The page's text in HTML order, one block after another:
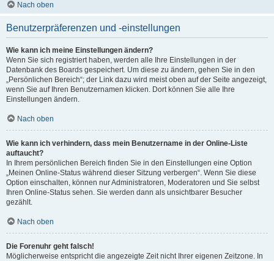
Nach oben
Benutzerpräferenzen und -einstellungen
Wie kann ich meine Einstellungen ändern?
Wenn Sie sich registriert haben, werden alle Ihre Einstellungen in der
Datenbank des Boards gespeichert. Um diese zu ändern, gehen Sie in den
„Persönlichen Bereich“; der Link dazu wird meist oben auf der Seite angezeigt,
wenn Sie auf Ihren Benutzernamen klicken. Dort können Sie alle Ihre
Einstellungen ändern.
Nach oben
Wie kann ich verhindern, dass mein Benutzername in der Online-Liste
auftaucht?
In Ihrem persönlichen Bereich finden Sie in den Einstellungen eine Option
„Meinen Online-Status während dieser Sitzung verbergen“. Wenn Sie diese
Option einschalten, können nur Administratoren, Moderatoren und Sie selbst
Ihren Online-Status sehen. Sie werden dann als unsichtbarer Besucher
gezählt.
Nach oben
Die Forenuhr geht falsch!
Möglicherweise entspricht die angezeigte Zeit nicht Ihrer eigenen Zeitzone. In